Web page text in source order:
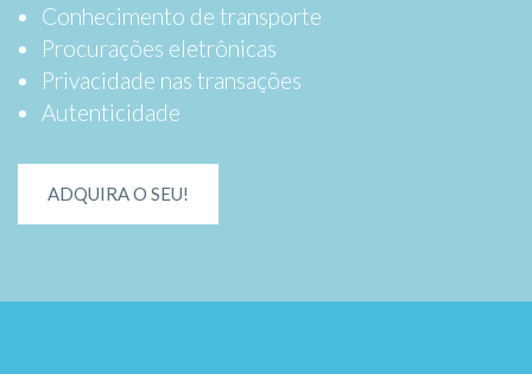
Conhecimento de transporte
Procurações eletrônicas
Privacidade nas transações
Autenticidade
ADQUIRA O SEU!